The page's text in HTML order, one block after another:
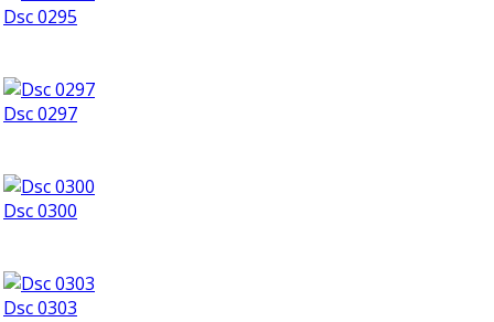
Dsc 0295
Dsc 0297
Dsc 0300
Dsc 0303